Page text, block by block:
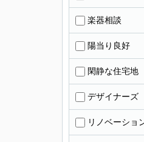
楽器相談
陽当り良好
閑静な住宅地
デザイナーズ
リノベーショ